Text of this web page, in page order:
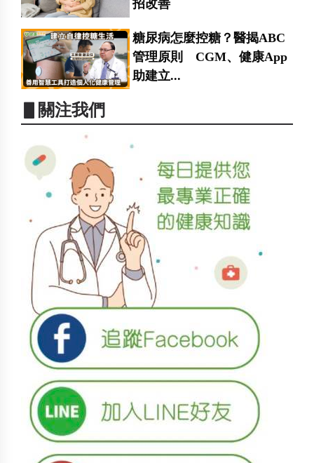
招改善
糖尿病怎麼控糖？醫揭ABC
管理原則 CGM、健康App
助建立...
▋關注我們